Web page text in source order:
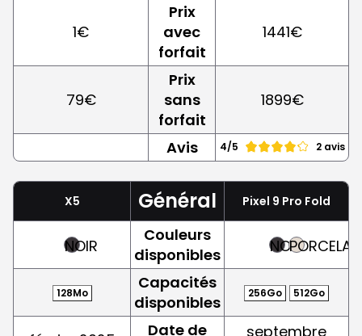
1€
Prix
avec
forfait
1441€
79€
Prix
sans
forfait
1899€
Avis 4/5 2 avis
X5 Général Pixel 9 Pro Fold
NOIR
Couleurs
disponibles
NOIR
128Mo
Capacités
disponibles
256Go 512Go
Date de
septembre